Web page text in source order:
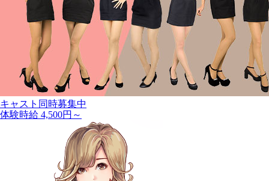
キャスト同時募集中
体験時給 4,500円～